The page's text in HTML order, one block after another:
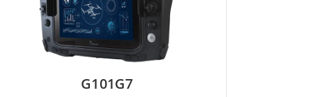
G101G7